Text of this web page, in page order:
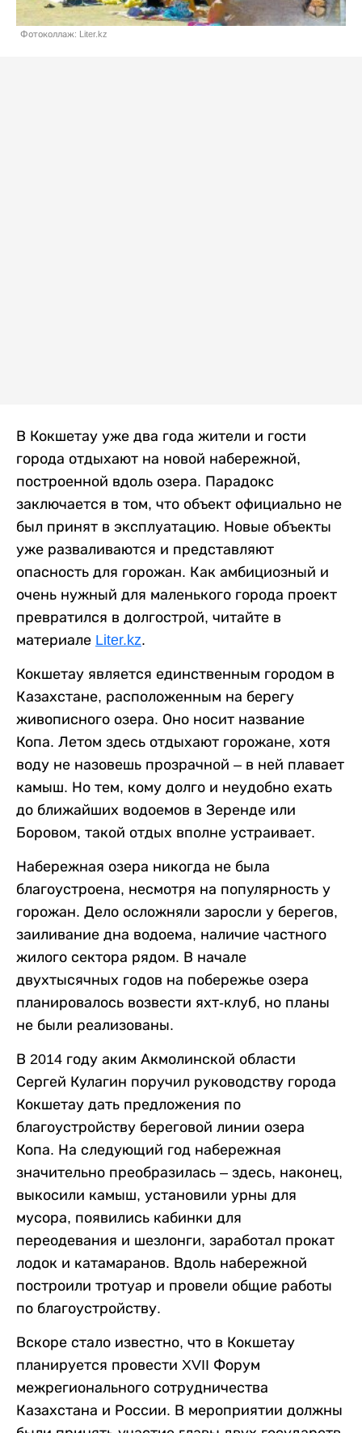
Фотоколлаж: Liter.kz
В Кокшетау уже два года жители и гости
города отдыхают на новой набережной,
построенной вдоль озера. Парадокс
заключается в том, что объект официально не
был принят в эксплуатацию. Новые объекты
уже разваливаются и представляют
опасность для горожан. Как амбициозный и
очень нужный для маленького города проект
превратился в долгострой, читайте в
материале Liter.kz.
Кокшетау является единственным городом в
Казахстане, расположенным на берегу
живописного озера. Оно носит название
Копа. Летом здесь отдыхают горожане, хотя
воду не назовешь прозрачной – в ней плавает
камыш. Но тем, кому долго и неудобно ехать
до ближайших водоемов в Зеренде или
Боровом, такой отдых вполне устраивает.
Набережная озера никогда не была
благоустроена, несмотря на популярность у
горожан. Дело осложняли заросли у берегов,
заиливание дна водоема, наличие частного
жилого сектора рядом. В начале
двухтысячных годов на побережье озера
планировалось возвести яхт-клуб, но планы
не были реализованы.
В 2014 году аким Акмолинской области
Сергей Кулагин поручил руководству города
Кокшетау дать предложения по
благоустройству береговой линии озера
Копа. На следующий год набережная
значительно преобразилась – здесь, наконец,
выкосили камыш, установили урны для
мусора, появились кабинки для
переодевания и шезлонги, заработал прокат
лодок и катамаранов. Вдоль набережной
построили тротуар и провели общие работы
по благоустройству.
Вскоре стало известно, что в Кокшетау
планируется провести XVII Форум
межрегионального сотрудничества
Казахстана и России. В мероприятии должны